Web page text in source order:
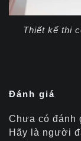
Thiết kế thi
Đánh giá
Chưa có đánh
Hãy là người